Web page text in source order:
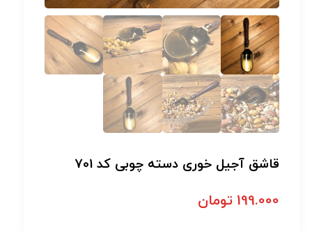
قاشق آجیل خوری دسته چوبی کد 701
199.000 تومان